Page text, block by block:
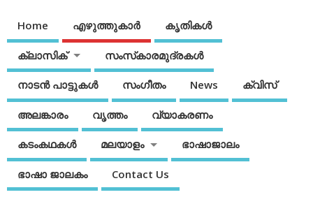
Home എഴുത്തുകാര്‍ കൃതികൾ
ക്ലാസിക് സംസ്‌കാരമുദ്രകള്‍
നാടന്‍ പാട്ടുകള്‍ സംഗീതം News ക്വിസ്
അലങ്കാരം വൃത്തം വ്യാകരണം
കടംകഥകള്‍ മലയാളം ഭാഷാജാലം
ഭാഷാ ജാലകം Contact Us